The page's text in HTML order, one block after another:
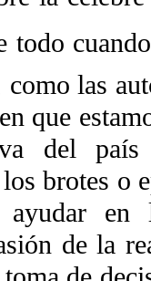
todo
las
que
del
brotes o
en
de la